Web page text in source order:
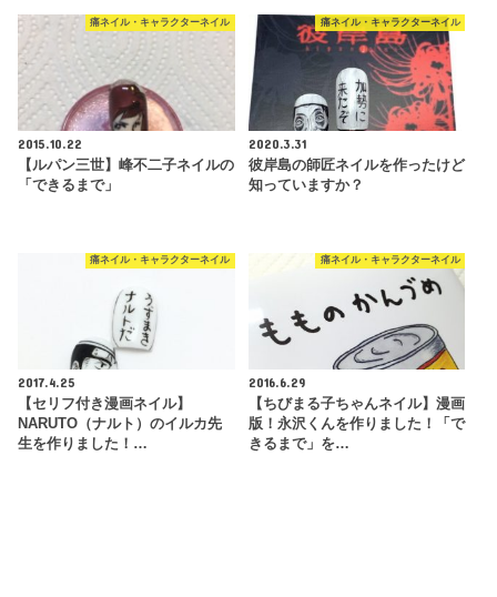
痛ネイル・キャラクターネイル
2015.10.22
【ルパン三世】峰不二子ネイルの
「できるまで」
痛ネイル・キャラクターネイル
2020.3.31
彼岸島の師匠ネイルを作ったけど
知っていますか？
痛ネイル・キャラクターネイル
2017.4.25
【セリフ付き漫画ネイル】
NARUTO（ナルト）のイルカ先
生を作りました！…
痛ネイル・キャラクターネイル
2016.6.29
【ちびまる子ちゃんネイル】漫画
版！永沢くんを作りました！「で
きるまで」を…